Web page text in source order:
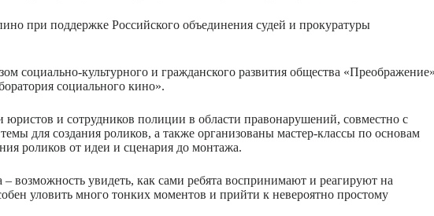
при поддержке Российского объединения судей и прокуратуры
социально-культурного и гражданского развития общества
социального кино».
юристов и сотрудников полиции в области правонарушений, совместно с
для создания роликов, а также организованы мастер-классы по основам
роликов от идеи и сценария до монтажа.
возможность увидеть, как сами ребята воспринимают и реагируют на
уловить много тонких моментов и прийти к невероятно простому